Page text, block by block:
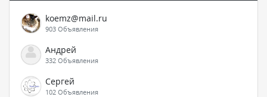
koemz@mail.ru
903 Объявления
Андрей
332 Объявления
Сергей
102 Объявления